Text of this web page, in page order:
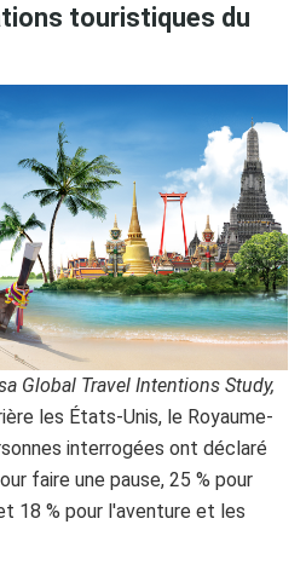
touristiques du
Global Travel Intentions Study,
les États-Unis, le Royaume-
interrogées ont déclaré
faire une pause, 25 % pour
18 % pour l'aventure et les